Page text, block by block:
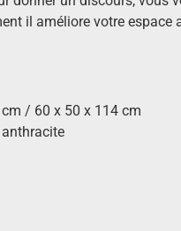
il améliore votre
/ 60 x 50 x 114 cm